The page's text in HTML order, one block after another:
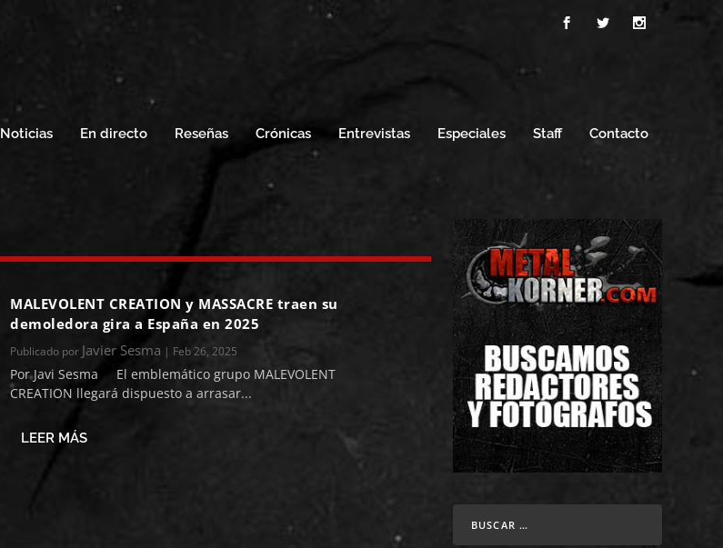
Noticias En directo Reseñas Crónicas Entrevistas Especiales Staff Contacto
MALEVOLENT CREATION y MASSACRE traen su
demoledora gira a España en 2025
Publicado por Javier Sesma | Feb 26, 2025
Por Javi Sesma El emblemático grupo MALEVOLENT
CREATION llegará dispuesto a arrasar...
LEER MÁS